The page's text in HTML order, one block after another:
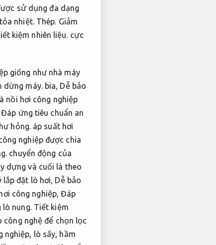
sử dụng đa dạng
nhiệt. Thép. Giảm
kiệm nhiên liệu. cực
giống như nhà máy
dừng máy.bia, Dễ bảo
nồi hơi công nghiệp
Đáp ứng tiêu chuẩn an
hỏng.áp suất hơi
nghiệp được chia
chuyển động của
dựng và cuối là theo
lắp đặt lò hơi, Dễ bảo
công nghiệp,Đáp
lò nung. Tiết kiệm
nghệ để chọn lọc
nghiệp, lò sấy, hầm